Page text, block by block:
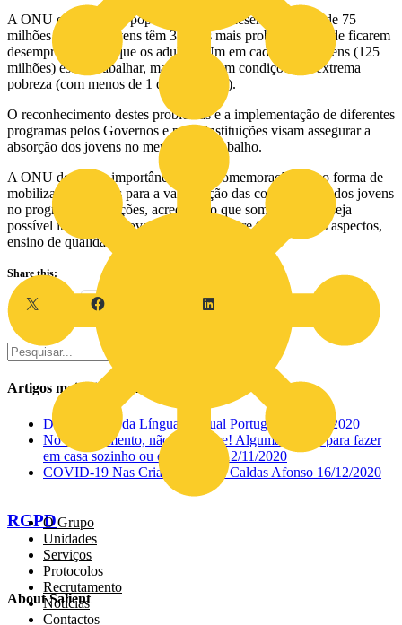
O Grupo
Unidades
Serviços
Protocolos
Recrutamento
Notícias
Contactos
A ONU estima que a população jovem desempregada é de 75
milhões e que os jovens têm 3 vezes mais probabilidades de ficarem
desempregados do que os adultos. Um em cada cinco jovens (125
milhões) está a trabalhar, mas a viver em condições de extrema
pobreza (com menos de 1 dólar por dia).
O reconhecimento destes problemas e a implementação de diferentes
programas pelos Governos e pelas instituições visam assegurar a
absorção dos jovens no mercado do trabalho.
A ONU destaca a importância dessa comemoração como forma de
mobilizar as pessoas para a valorização das competências dos jovens
no progresso das nações, acreditando que somente assim seja
possível investir nos jovens e garantir, entre tantos outros aspectos,
ensino de qualidade e a redução da pobreza.
Share this:
Artigos mais visualizados
Dia Nacional da Língua Gestual Portuguesa
15/11/2020
No confinamento, não desespere! Algumas ideias para fazer
em casa sozinho ou em família.
12/11/2020
COVID-19 Nas Crianças – Prof Caldas Afonso 16/12/2020
RGPD
About Salient